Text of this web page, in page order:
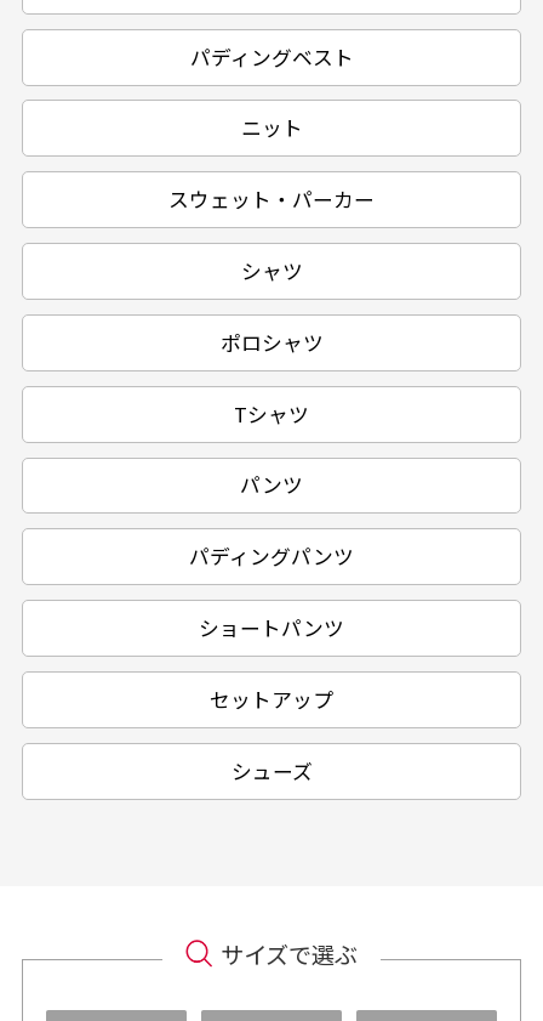
パディングベスト
ニット
スウェット・パーカー
シャツ
ポロシャツ
Tシャツ
パンツ
パディングパンツ
ショートパンツ
セットアップ
シューズ
サイズで選ぶ